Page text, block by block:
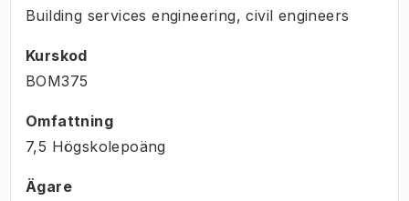
Building services engineering, civil engineers
Kurskod
BOM375
Omfattning
7,5 Högskolepoäng
Ägare